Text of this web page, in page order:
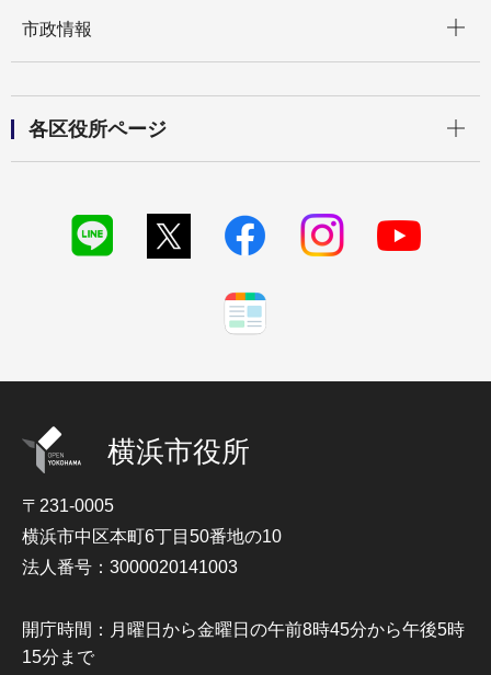
市政情報
各区役所ページ
横浜市役所
〒231-0005
横浜市中区本町6丁目50番地の10
法人番号：3000020141003
開庁時間：月曜日から金曜日の午前8時45分から午後5時
15分まで